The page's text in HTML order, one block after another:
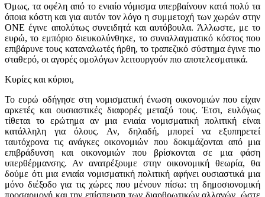
Όμως, τα οφέλη από το ενιαίο νόμισμα υπερβαίνουν κατά πολύ τα
όποια κόστη και για αυτόν τον λόγο η συμμετοχή των χωρών στην
ΟΝΕ έγινε απολύτως συνειδητά και αυτόβουλα. Άλλωστε, με το
ευρώ, το εμπόριο διευκολύνθηκε, το συναλλαγματικό κόστος που
επιβάρυνε τους καταναλωτές ήρθη, το τραπεζικό σύστημα έγινε πιο
σταθερό, οι αγορές ομολόγων λειτουργούν πιο αποτελεσματικά.
Κυρίες και κύριοι,
Το ευρώ οδήγησε στη νομισματική ένωση οικονομιών που είχαν
αρκετές και ουσιαστικές διαφορές μεταξύ τους. Έτσι, ευλόγως
τίθεται το ερώτημα αν μια ενιαία νομισματική πολιτική είναι
κατάλληλη για όλους. Αν, δηλαδή, μπορεί να εξυπηρετεί
ταυτόχρονα τις ανάγκες οικονομιών που δοκιμάζονται από μια
επιβράδυνση και οικονομιών που βρίσκονται σε μια φάση
υπερθέρμανσης. Αν ανατρέξουμε στην οικονομική θεωρία, θα
δούμε ότι μια ενιαία νομισματική πολιτική αφήνει ουσιαστικά μια
μόνο διέξοδο για τις χώρες που μένουν πίσω: τη δημοσιονομική
προσαρμογή και την επίσπευση των διαρθρωτικών αλλαγών, ώστε